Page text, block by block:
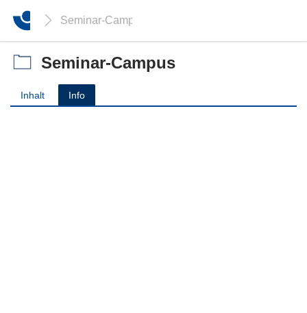
Seminar-Campus
Seminar-Campus
Inhalt Info